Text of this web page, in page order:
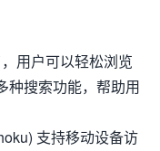
用户可以轻松浏览
种搜索功能，帮助用
支持移动设备访